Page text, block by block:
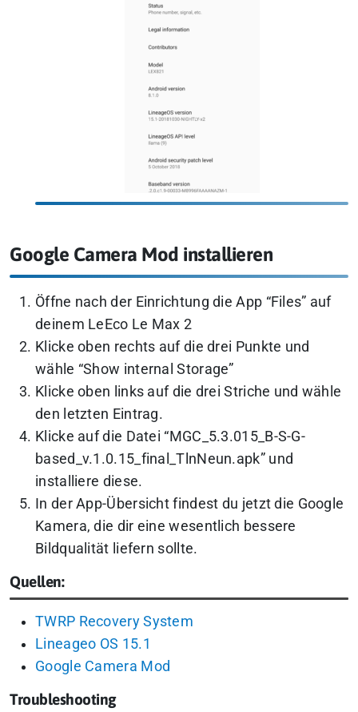
Google Camera Mod installieren
Öffne nach der Einrichtung die App “Files” auf
deinem LeEco Le Max 2
Klicke oben rechts auf die drei Punkte und
wähle “Show internal Storage”
Klicke oben links auf die drei Striche und wähle
den letzten Eintrag.
Klicke auf die Datei “MGC_5.3.015_B-S-G-
based_v.1.0.15_final_TlnNeun.apk” und
installiere diese.
In der App-Übersicht findest du jetzt die Google
Kamera, die dir eine wesentlich bessere
Bildqualität liefern sollte.
Quellen:
TWRP Recovery System
Lineageo OS 15.1
Google Camera Mod
Troubleshooting